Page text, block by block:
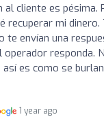
al cliente es pésima.
recuperar mi
te envían una
operador responda.
es como se
1 year ago